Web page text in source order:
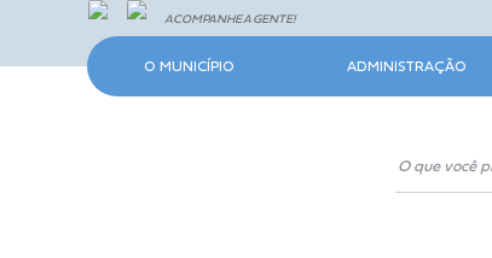
ACOMPANHE A GENTE!
O MUNICÍPIO ADMINISTRAÇÃO